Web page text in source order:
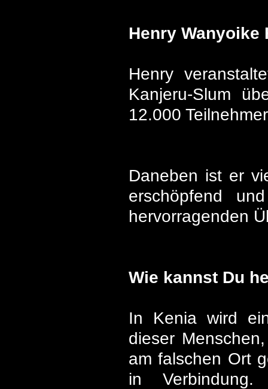
Henry Wanyoike
Henry
Kanjeru-Slum
12.000
Daneben ist er
erschöpfend
hervorragenden
Wie kannst Du
In Kenia wird
dieser
am falschen Ort
in